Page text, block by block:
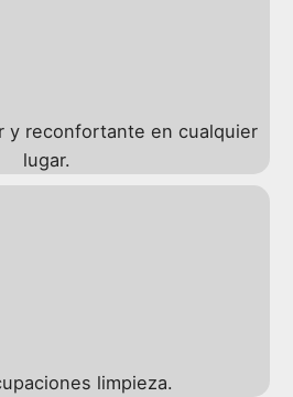
y reconfortante en cualquier
lugar.
limpieza.